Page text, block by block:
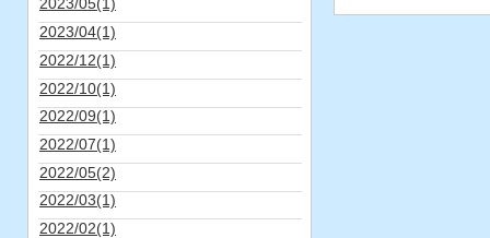
2023/05(1)
2023/04(1)
2022/12(1)
2022/10(1)
2022/09(1)
2022/07(1)
2022/05(2)
2022/03(1)
2022/02(1)